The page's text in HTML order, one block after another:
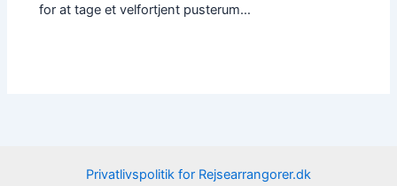
for at tage et velfortjent pusterum…
Privatlivspolitik for Rejsearrangorer.dk